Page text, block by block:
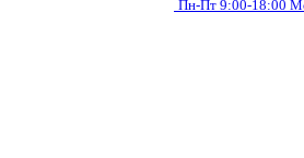
Пн-Пт 9:00-18:00